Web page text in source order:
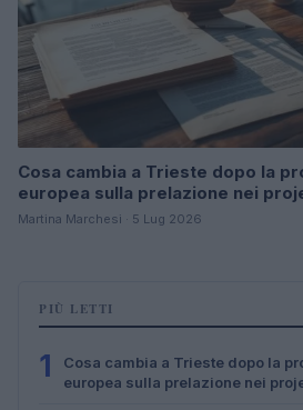
Cosa cambia a Trieste dopo la
europea sulla prelazione nei
Martina Marchesi · 5 Lug 2026
PIÙ LETTI
1
Cosa cambia a Trieste dopo la
europea sulla prelazione nei